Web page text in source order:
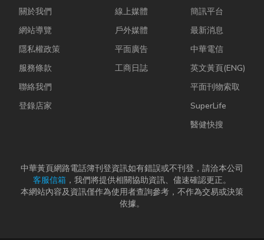
裝瓦斯有什麼
差別？天然瓦
斯...
經營的目標。
本文...
長家電使用壽
命，降...
關於我們
網站導覽
隱私權政策
服務條款
聯絡我們
登錄店家
線上媒體
戶外媒體
平面廣告
工商日誌
簡訊平台
最新消息
中華電信
英文黃頁(ENG)
平面刊物索取
SuperLife
醫健快搜
中華黃頁網路電話簿刊登資訊如有錯誤或不刊登，請洽本公司
客服信箱 ，我們將提供相關協助資訊、儘速確認更正。
本網站內容及資訊僅作為使用者查詢參考，不作為交易或決策
依據。